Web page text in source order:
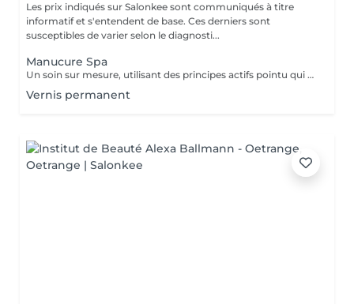
Les prix indiqués sur Salonkee sont communiqués à titre
informatif et s'entendent de base. Ces derniers sont
susceptibles de varier selon le diagnosti...
Manucure Spa
Un soin sur mesure, utilisant des principes actifs pointu qui vous aidera a la restructuration de vos mains ainsi que vos ongles. Une combination parfaite entre exfoliation et masque pour retrouver éclat et hydratation durable .
Vernis permanent